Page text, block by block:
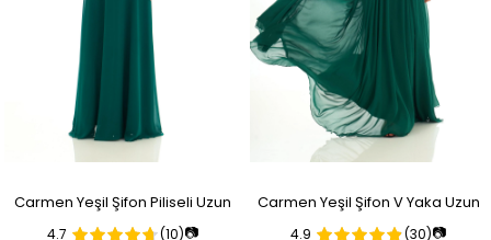
Carmen Yeşil Şifon Piliseli Uzun
4.7 (10)📷
Carmen Yeşil Şifon V Yaka Uzun
4.9 (30)📷